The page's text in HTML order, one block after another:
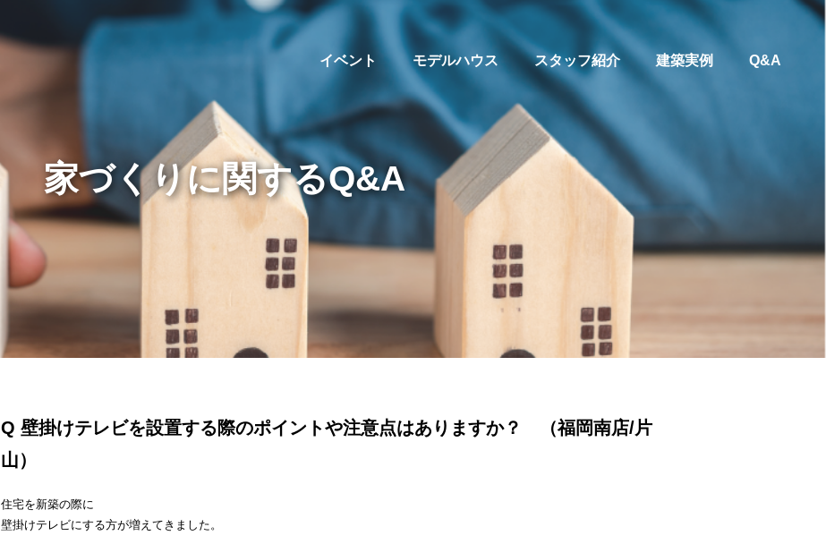
イベント モデルハウス スタッフ紹介 建築実例 Q&A
家づくりに関するQ&A
Q 壁掛けテレビを設置する際のポイントや注意点はありますか？ （福岡南店/片
山）
住宅を新築の際に
壁掛けテレビにする方が増えてきました。